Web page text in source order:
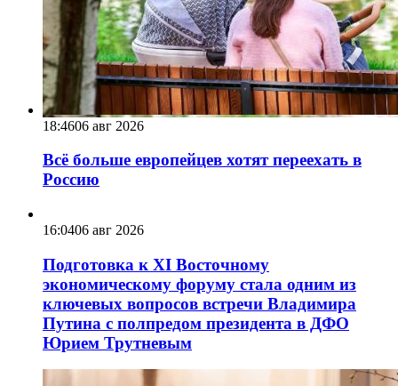
18:4606 авг 2026
Всё больше европейцев хотят переехать в
Россию
16:0406 авг 2026
Подготовка к XI Восточному
экономическому форуму стала одним из
ключевых вопросов встречи Владимира
Путина с полпредом президента в ДФО
Юрием Трутневым